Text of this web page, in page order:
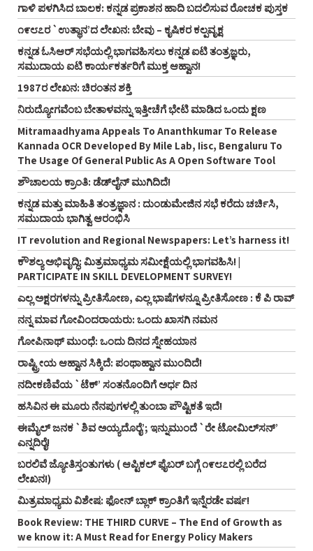
ಗಾಳಿ ಪಳಗಿಸಿದ ಬಾಲಕ: ಕನ್ನಡ ಪ್ರಕಾಶನ ಹಾದಿ ಬದಲಿಸುವ ರೋಚಕ ಪುಸ್ತಕ
೧೯೮೭ರ `ಉತ್ಥಾನ’ದ ಲೇಖನ: ಬೇವು – ಕೃಷಿಕರ ಕಲ್ಪವೃಕ್ಷ
ಕನ್ನಡ ಓಸಿಆರ್‌ ಸಭೆಯಲ್ಲಿ ಭಾಗವಹಿಸಲು ಕನ್ನಡ ಐಟಿ ತಂತ್ರಜ್ಞರು,
ಸಮುದಾಯ ಐಟಿ ಕಾರ್ಯಕರ್ತರಿಗೆ ಮುಕ್ತ ಆಹ್ವಾನ!
1987ರ ಲೇಖನ: ಚಿರಂತನ ಶಕ್ತಿ
ನಿರುದ್ಯೋಗವೆಂಬ ಬೇತಾಳವನ್ನು ಇತ್ತೀಚೆಗೆ ಭೇಟಿ ಮಾಡಿದ ಒಂದು ಕ್ಷಣ
Mitramaadhyama Appeals To Ananthkumar To Release
Kannada OCR Developed By Mile Lab, Iisc, Bengaluru To
The Usage Of General Public As A Open Software Tool
ಶೌಚಾಲಯ ಕ್ರಾಂತಿ: ಡೆಡ್‌ಲೈನ್ ಮುಗಿದಿದೆ!
ಕನ್ನಡ ಮತ್ತು ಮಾಹಿತಿ ತಂತ್ರಜ್ಞಾನ : ದುಂಡುಮೇಜಿನ ಸಭೆ ಕರೆದು ಚರ್ಚಿಸಿ,
ಸಮುದಾಯ ಭಾಗಿತ್ವ ಆರಂಭಿಸಿ
IT revolution and Regional Newspapers: Let’s harness it!
ಕೌಶಲ್ಯ ಅಭಿವೃದ್ಧಿ: ಮಿತ್ರಮಾಧ್ಯಮ ಸಮೀಕ್ಷೆಯಲ್ಲಿ ಭಾಗವಹಿಸಿ! |
PARTICIPATE IN SKILL DEVELOPMENT SURVEY!
ಎಲ್ಲ ಅಕ್ಷರಗಳನ್ನು ಪ್ರೀತಿಸೋಣ, ಎಲ್ಲ ಭಾಷೆಗಳನ್ನೂ ಪ್ರೀತಿಸೋಣ : ಕೆ ಪಿ ರಾವ್‌
ನನ್ನ ಮಾವ ಗೋವಿಂದರಾಯರು: ಒಂದು ಖಾಸಗಿ ನಮನ
ಗೋಪಿನಾಥ್‌ ಮುಂಧೆ: ಒಂದು ದಿನದ ಸ್ನೇಹಯಾನ
ರಾಷ್ಟ್ರೀಯ ಆಹ್ವಾನ ಸಿಕ್ಕಿದೆ: ಪಂಥಾಹ್ವಾನ ಮುಂದಿದೆ!
ನದೀಕಣಿವೆಯ `ಟೆಕ್’ ಸಂತನೊಂದಿಗೆ ಅರ್ಧ ದಿನ
ಹಸಿವಿನ ಈ ಮೂರು ನೆನಪುಗಳಲ್ಲಿ ತುಂಬಾ ಪೌಷ್ಟಿಕತೆ ಇದೆ!
ಈಮೈಲ್‌ ಜನಕ `ಶಿವ ಅಯ್ಯದೊರೈ’; ಇನ್ನುಮುಂದೆ `ರೇ ಟೋಮಿಲ್‌ಸನ್‌’
ಎನ್ನದಿರೈ!
ಬರಲಿವೆ ಜ್ಯೋತಿಸ್ತಂತುಗಳು ( ಆಪ್ಟಿಕಲ್‌ ಫೈಬರ್‌ ಬಗ್ಗೆ ೧೯೮೭ರಲ್ಲಿ ಬರೆದ
ಲೇಖನ!)
ಮಿತ್ರಮಾಧ್ಯಮ ವಿಶೇಷ: ಫೋನ್‌ ಬ್ಲಾಕ್‌ ಕ್ರಾಂತಿಗೆ ಇನ್ನೆರಡೇ ವರ್ಷ!
Book Review: THE THIRD CURVE – The End of Growth as
we know it: A Must Read for Energy Policy Makers